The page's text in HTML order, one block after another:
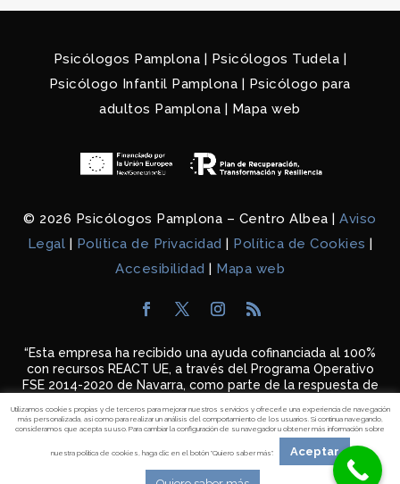
Psicólogos Pamplona Psicólogos Tudela
Psicólogo Infantil Pamplona
Psicólogo para
adultos Pamplona
Mapa web
© 2026 Psicólogos Pamplona – Centro Albea |Aviso
Legal | Política de Privacidad | Política de Cookies |
Accesibilidad | Mapa web
“Esta empresa ha recibido una ayuda cofinanciada al 100%
con recursos REACT UE, a través del Programa Operativo
FSE 2014-2020 de Navarra, como parte de la respuesta de
Utilizamos cookies propias y de terceros para mejorar nuestros servicios y ofrecerle una experiencia de navegación
más personalizada, así como para realizar un análisis del comportamiento de los usuarios. Si continua navegando,
consideramos que acepta su uso. Para cambiar la configuración de su navegador u obtener más información sobre
nuestra política de cookies, haga clic en el botón "Quiero saber más". Aceptar